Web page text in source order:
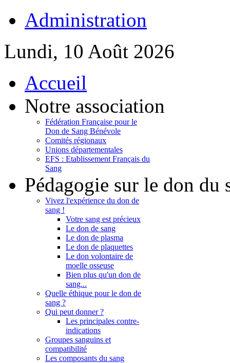
Administration
Lundi, 10 Août 2026
Accueil
Notre association
Fédération Française pour le
Don de Sang Bénévole
Comités régionaux
Unions départementales
EFS : Etablissement Français du
Sang
Pédagogie sur le don du
Vivez l'expérience du don de
sang !
Votre sang est précieux
Le don de sang
Le don de plasma
Le don de plaquettes
Le don volontaire de
moelle osseuse
Bien plus qu'un don de
sang...
Quelle éthique pour le don de
sang ?
Qui peut donner ?
Les principales contre-
indications
Groupes sanguins et
compatibilité
Les composants du sang